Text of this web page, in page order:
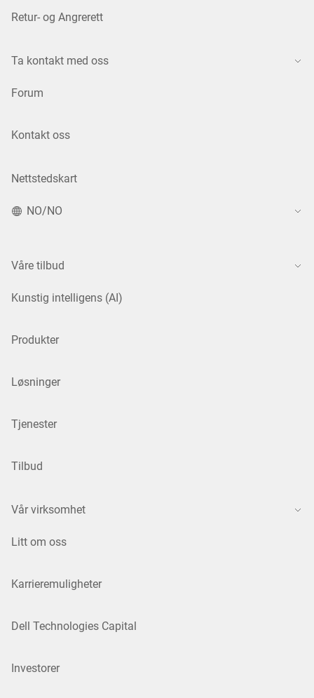
Retur- og Angrerett
Ta kontakt med oss
Forum
Kontakt oss
Nettstedskart
NO/NO
Våre tilbud
Kunstig intelligens (AI)
Produkter
Løsninger
Tjenester
Tilbud
Vår virksomhet
Litt om oss
Karrieremuligheter
Dell Technologies Capital
Investorer